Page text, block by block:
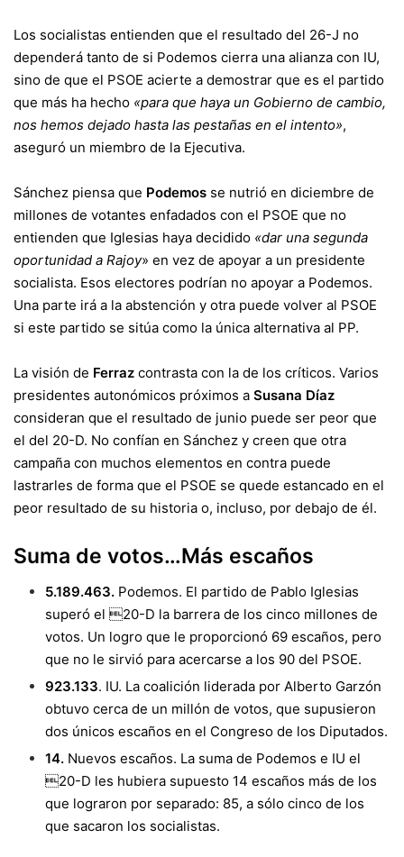
Los socialistas entienden que el resultado del 26-J no
dependerá tanto de si Podemos cierra una alianza con IU,
sino de que el PSOE acierte a demostrar que es el partido
que más ha hecho «para que haya un Gobierno de cambio,
nos hemos dejado hasta las pestañas en el intento»,
aseguró un miembro de la Ejecutiva.
Sánchez piensa que Podemos se nutrió en diciembre de
millones de votantes enfadados con el PSOE que no
entienden que Iglesias haya decidido «dar una segunda
oportunidad a Rajoy» en vez de apoyar a un presidente
socialista. Esos electores podrían no apoyar a Podemos.
Una parte irá a la abstención y otra puede volver al PSOE
si este partido se sitúa como la única alternativa al PP.
La visión de Ferraz contrasta con la de los críticos. Varios
presidentes autonómicos próximos a Susana Díaz
consideran que el resultado de junio puede ser peor que
el del 20-D. No confían en Sánchez y creen que otra
campaña con muchos elementos en contra puede
lastrarles de forma que el PSOE se quede estancado en el
peor resultado de su historia o, incluso, por debajo de él.
Suma de votos…Más escaños
5.189.463. Podemos. El partido de Pablo Iglesias
superó el 20-D la barrera de los cinco millones de
votos. Un logro que le proporcionó 69 escaños, pero
que no le sirvió para acercarse a los 90 del PSOE.
923.133. IU. La coalición liderada por Alberto Garzón
obtuvo cerca de un millón de votos, que supusieron
dos únicos escaños en el Congreso de los Diputados.
14. Nuevos escaños. La suma de Podemos e IU el
20-D les hubiera supuesto 14 escaños más de los
que lograron por separado: 85, a sólo cinco de los
que sacaron los socialistas.